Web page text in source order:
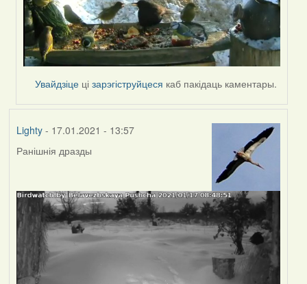
Увайдзіце цізарэгіструйцеся каб пакідаць каментары.
Lighty- 17.01.2021 - 13:57
Ранішнія дразды